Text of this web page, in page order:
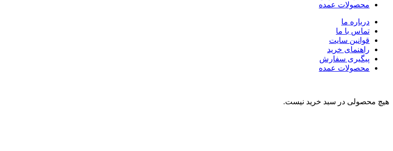
محصولات عمده
درباره ما
تماس با ما
قوانین سایت
راهنمای خرید
پیگیری سفارش
محصولات عمده
هیچ محصولی در سبد خرید نیست.